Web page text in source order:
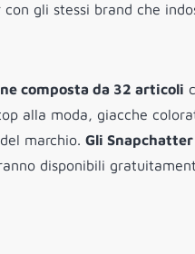
gli stessi brand che
composta da 32 articoli
alla moda, giacche
marchio. Gli Snapchatter
disponibili